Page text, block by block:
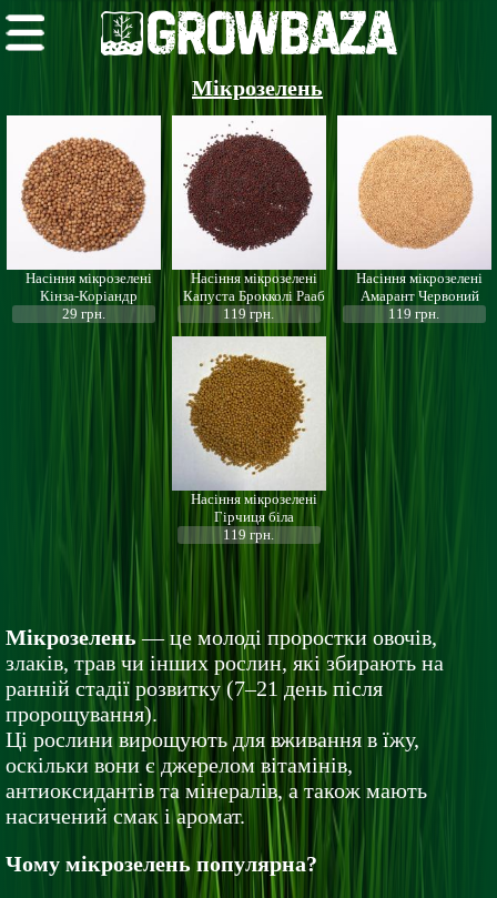
Мікрозелень
Насіння мікрозелені
Кінза-Коріандр
29 грн.
Насіння мікрозелені
Капуста Брокколі Рааб
119 грн.
Насіння мікрозелені
Амарант Червоний
119 грн.
Насіння мікрозелені
Гірчиця біла
119 грн.
Мікрозелень — це молоді проростки овочів,
злаків, трав чи інших рослин, які збирають на
ранній стадії розвитку (7–21 день після
пророщування).
Ці рослини вирощують для вживання в їжу,
оскільки вони є джерелом вітамінів,
антиоксидантів та мінералів, а також мають
насичений смак і аромат.
Чому мікрозелень популярна?